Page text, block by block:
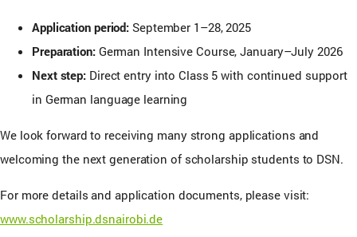
Application period: September 1–28, 2025
Preparation:German Intensive Course, January–July 2026
Next step: Direct entry into Class 5 with continued support
in German language learning
We look forward to receiving many strong applications and
welcoming the next generation of scholarship students to DSN.
For more details and application documents, please visit:
www.scholarship.dsnairobi.de